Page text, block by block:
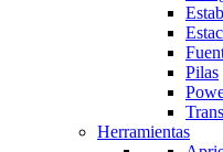
Pilas
Herramientas